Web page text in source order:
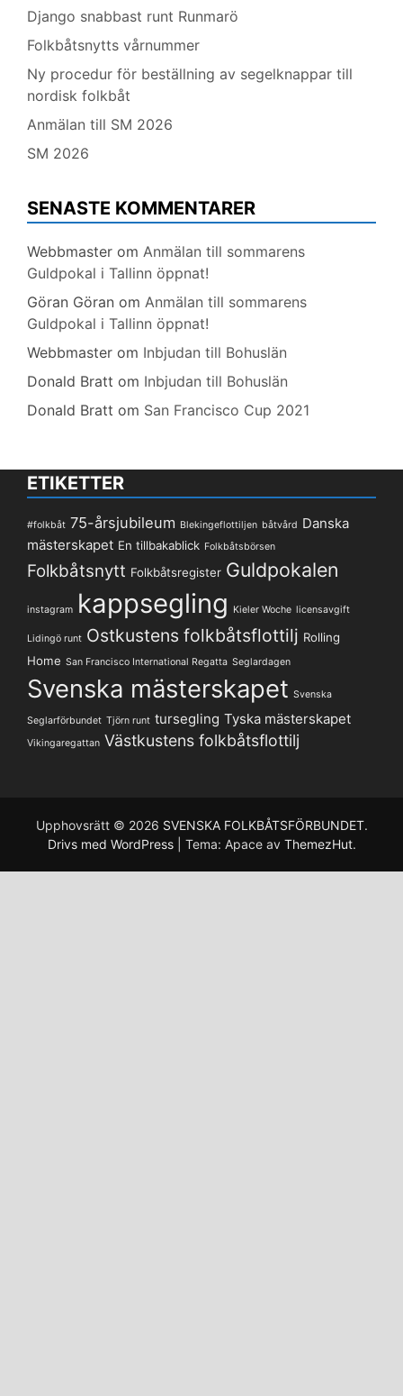
Django snabbast runt Runmarö
Folkbåtsnytts vårnummer
Ny procedur för beställning av segelknappar till
nordisk folkbåt
Anmälan till SM 2026
SM 2026
SENASTE KOMMENTARER
Webbmaster om Anmälan till sommarens
Guldpokal i Tallinn öppnat!
Göran Göran om Anmälan till sommarens
Guldpokal i Tallinn öppnat!
Webbmaster om Inbjudan till Bohuslän
Donald Bratt om Inbjudan till Bohuslän
Donald Bratt om San Francisco Cup 2021
ETIKETTER
#folkbåt 75-årsjubileum Blekingeflottiljen båtvård Danska
mästerskapet En tillbakablick Folkbåtsbörsen
Folkbåtsnytt Folkbåtsregister Guldpokalen
instagram kappsegling Kieler Woche licensavgift
Lidingö runt Ostkustens folkbåtsflottilj Rolling
Home San Francisco International Regatta Seglardagen
Svenska mästerskapet Svenska
Seglarförbundet Tjörn runt tursegling Tyska mästerskapet
Vikingaregattan Västkustens folkbåtsflottilj
Upphovsrätt © 2026 SVENSKA FOLKBÅTSFÖRBUNDET.
Drivs med WordPress
Tema: Apace av ThemezHut.